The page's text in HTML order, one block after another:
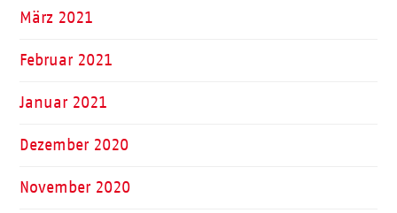
März 2021
Februar 2021
Januar 2021
Dezember 2020
November 2020